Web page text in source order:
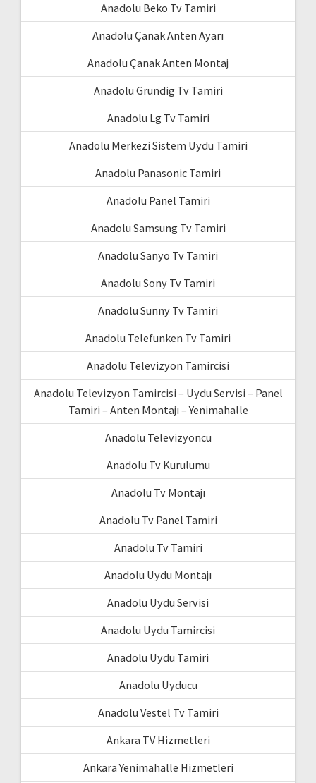
Anadolu Beko Tv Tamiri
Anadolu Çanak Anten Ayarı
Anadolu Çanak Anten Montaj
Anadolu Grundig Tv Tamiri
Anadolu Lg Tv Tamiri
Anadolu Merkezi Sistem Uydu Tamiri
Anadolu Panasonic Tamiri
Anadolu Panel Tamiri
Anadolu Samsung Tv Tamiri
Anadolu Sanyo Tv Tamiri
Anadolu Sony Tv Tamiri
Anadolu Sunny Tv Tamiri
Anadolu Telefunken Tv Tamiri
Anadolu Televizyon Tamircisi
Anadolu Televizyon Tamircisi – Uydu Servisi – Panel
Tamiri – Anten Montajı – Yenimahalle
Anadolu Televizyoncu
Anadolu Tv Kurulumu
Anadolu Tv Montajı
Anadolu Tv Panel Tamiri
Anadolu Tv Tamiri
Anadolu Uydu Montajı
Anadolu Uydu Servisi
Anadolu Uydu Tamircisi
Anadolu Uydu Tamiri
Anadolu Uyducu
Anadolu Vestel Tv Tamiri
Ankara TV Hizmetleri
Ankara Yenimahalle Hizmetleri